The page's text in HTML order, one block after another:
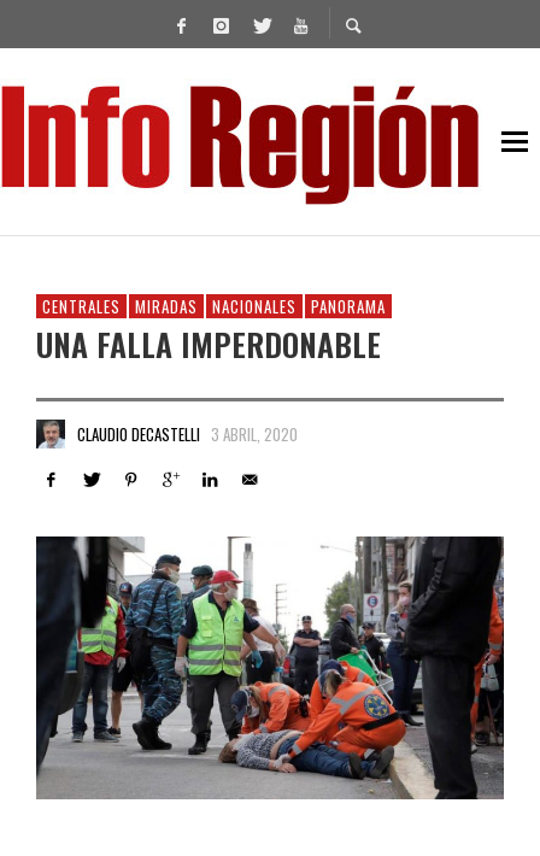
CENTRALES MIRADAS NACIONALES PANORAMA
UNA FALLA IMPERDONABLE
CLAUDIO DECASTELLI 3 ABRIL, 2020